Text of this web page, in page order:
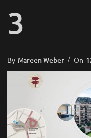
3
By Mareen Weber
On
On